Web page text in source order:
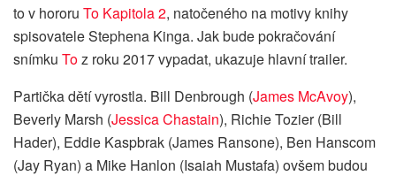
to v hororu To Kapitola 2, natočeného na motivy knihy
spisovatele Stephena Kinga. Jak bude pokračování
snímku Toz roku 2017 vypadat, ukazuje hlavní trailer.
Partička dětí vyrostla. Bill Denbrough (James McAvoy),
Beverly Marsh (Jessica Chastain), Richie Tozier (Bill
Hader), Eddie Kaspbrak (James Ransone), Ben Hanscom
(Jay Ryan) a Mike Hanlon (Isaiah Mustafa) ovšem budou